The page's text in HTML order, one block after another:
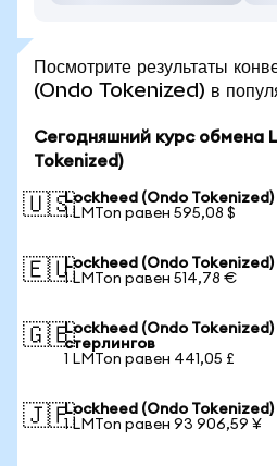
Посмотрите результаты
(Ondo Tokenized) в
Сегодняшний курс обмена
Tokenized)
🇺🇸Lockheed (Ondo
1 LMTon равен 595,08 $
🇪🇺Lockheed (Ondo Tokenized)
1 LMTon равен 514,78 €
🇬🇧Lockheed (Ondo
стерлингов
1 LMTon равен 441,05 £
🇯🇵Lockheed (Ondo
1 LMTon равен 93 906,59 ¥